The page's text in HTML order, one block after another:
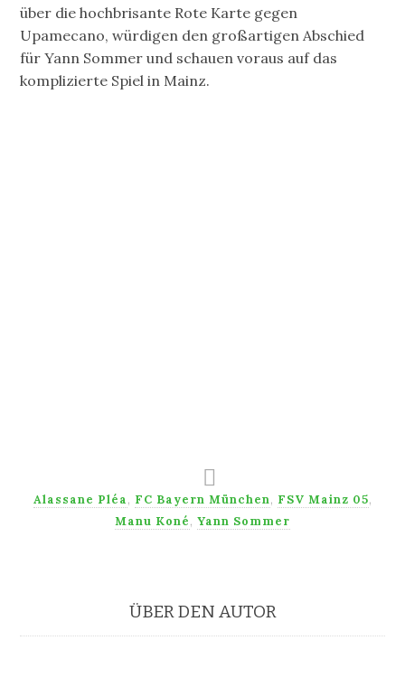
über die hochbrisante Rote Karte gegen
Upamecano, würdigen den großartigen Abschied
für Yann Sommer und schauen voraus auf das
komplizierte Spiel in Mainz.
Alassane Pléa, FC Bayern München, FSV Mainz 05,
Manu Koné, Yann Sommer
ÜBER DEN AUTOR